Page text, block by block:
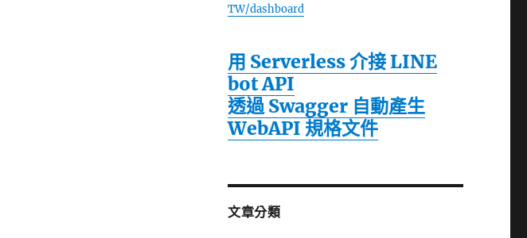
TW/dashboard
用 Serverless 介接 LINE
bot API
透過 Swagger 自動產生
WebAPI 規格文件
文章分類